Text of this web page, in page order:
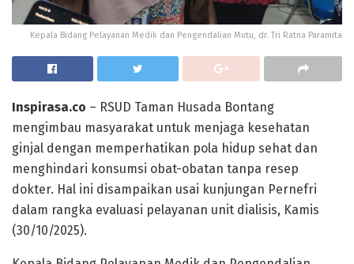
Kepala Bidang Pelayanan Medik dan Pengendalian Mutu, dr. Tri Ratna Paramita
Inspirasa.co – RSUD Taman Husada Bontang
mengimbau masyarakat untuk menjaga kesehatan
ginjal dengan memperhatikan pola hidup sehat dan
menghindari konsumsi obat-obatan tanpa resep
dokter. Hal ini disampaikan usai kunjungan Pernefri
dalam rangka evaluasi pelayanan unit dialisis, Kamis
(30/10/2025).